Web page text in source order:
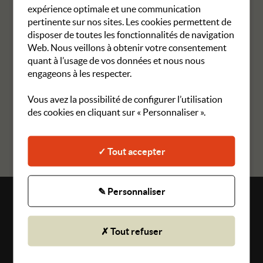
passe sanitaire et port du masque. La distance sociale pourra
être respectée par ceux qui le souhaitent en raison de la bonne
superficie de la salle.
Article précédent Article suivant
Plan du site
Mentions légales
expérience optimale et une communication
pertinente sur nos sites. Les cookies permettent de
disposer de toutes les fonctionnalités de navigation
Web. Nous veillons à obtenir votre consentement
quant à l’usage de vos données et nous nous
engageons à les respecter.
Vous avez la possibilité de configurer l’utilisation
des cookies en cliquant sur « Personnaliser ».
✓ Tout accepter
✎ Personnaliser
✗ Tout refuser